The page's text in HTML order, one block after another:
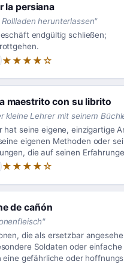
la persiana
herunterlassen"
endgültig schließen;
★★★★☆
maestrito con su librito
kleine Lehrer mit seinem
hat seine eigene, einzigartige
eigenen Methoden oder
die auf seinen
★★★★☆
de cañón
"
die als ersetzbar
Soldaten oder einfache
eine gefährliche oder